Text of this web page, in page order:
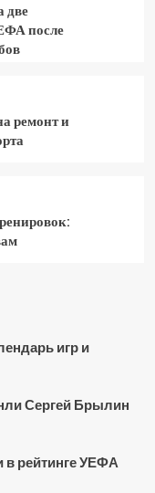
две
после
ремонт и
игр и
Сергей Брылин
в рейтинге УЕФА